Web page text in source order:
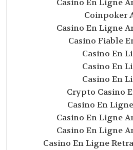
Casino En Ligne
Coinpoker
Casino En Ligne
Casino Fiable
Casino En
Casino En
Casino En
Crypto Casino
Casino En
Casino En Ligne
Casino En Ligne
Casino En Ligne